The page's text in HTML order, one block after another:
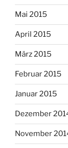
Mai 2015
April 2015
März 2015
Februar 2015
Januar 2015
Dezember
November